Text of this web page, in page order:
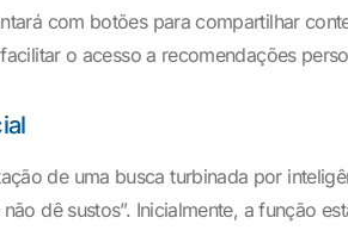
com botões para compartilhar
o acesso a recomendações
de uma busca turbinada por
dê sustos”. Inicialmente, a função